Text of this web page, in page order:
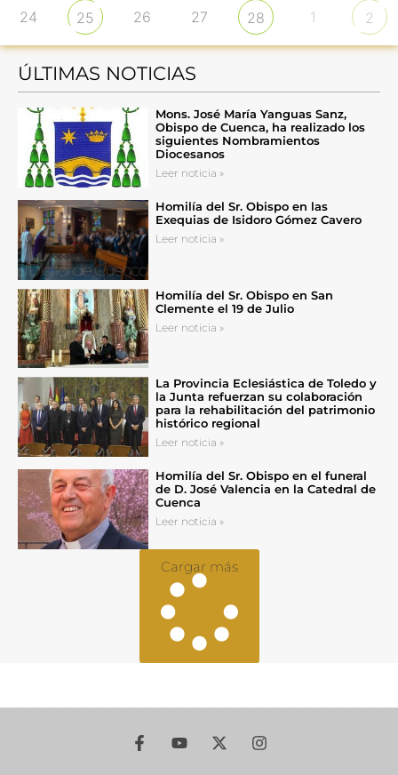
24 25 26 27 28 1 2
ÚLTIMAS NOTICIAS
Mons. José María Yanguas Sanz,
Obispo de Cuenca, ha realizado los
siguientes Nombramientos
Diocesanos
Leer noticia »
Homilía del Sr. Obispo en las
Exequias de Isidoro Gómez Cavero
Leer noticia »
Homilía del Sr. Obispo en San
Clemente el 19 de Julio
Leer noticia »
La Provincia Eclesiástica de Toledo y
la Junta refuerzan su colaboración
para la rehabilitación del patrimonio
histórico regional
Leer noticia »
Homilía del Sr. Obispo en el funeral
de D. José Valencia en la Catedral de
Cuenca
Leer noticia »
Cargar más